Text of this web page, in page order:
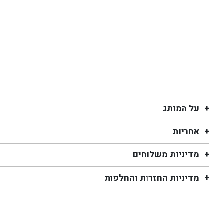
על המותג
אחריות
מדיניות משלוחים
מדיניות החזרות והחלפות